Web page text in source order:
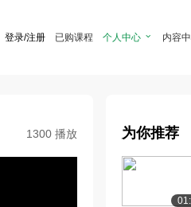
登录/注册 已购课程 个人中心  内容
1300 播放 为你推荐